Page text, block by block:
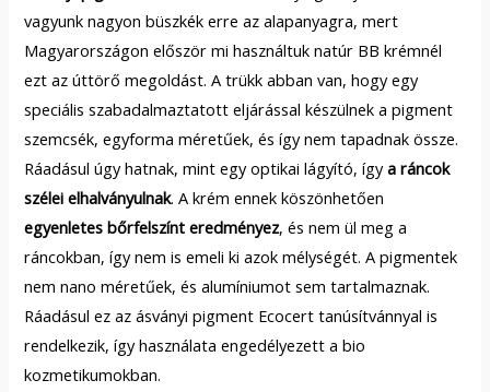
vagyunk nagyon büszkék erre az alapanyagra, mert
Magyarországon először mi használtuk natúr BB krémnél
ezt az úttörő megoldást. A trükk abban van, hogy egy
speciális szabadalmaztatott eljárással készülnek a pigment
szemcsék, egyforma méretűek, és így nem tapadnak össze.
Ráadásul úgy hatnak, mint egy optikai lágyító, ígya ráncok
szélei elhalványulnak. A krém ennek köszönhetően
egyenletes bőrfelszínt eredményez, és nem ül meg a
ráncokban, így nem is emeli ki azok mélységét. A pigmentek
nem nano méretűek, és alumíniumot sem tartalmaznak.
Ráadásul ez az ásványi pigment Ecocert tanúsítvánnyal is
rendelkezik, így használata engedélyezett a bio
kozmetikumokban.